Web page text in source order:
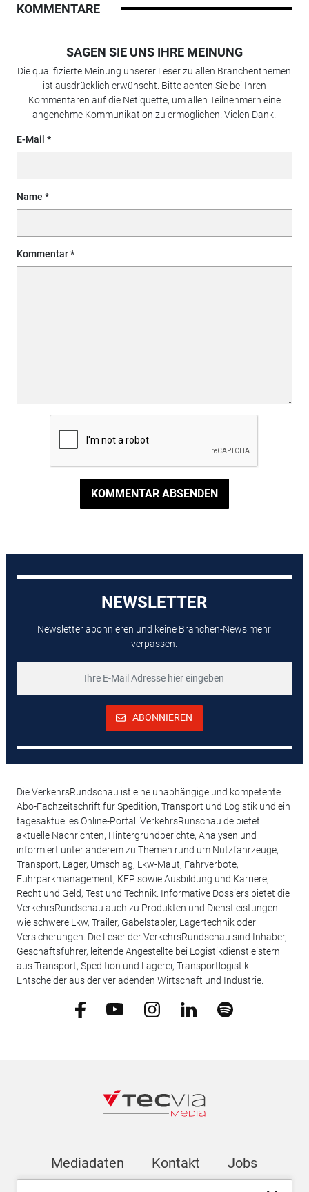
KOMMENTARE
SAGEN SIE UNS IHRE MEINUNG
Die qualifizierte Meinung unserer Leser zu allen Branchenthemen
ist ausdrücklich erwünscht. Bitte achten Sie bei Ihren
Kommentaren auf die Netiquette, um allen Teilnehmern eine
angenehme Kommunikation zu ermöglichen. Vielen Dank!
E-Mail
Name
Kommentar
KOMMENTAR ABSENDEN
NEWSLETTER
Newsletter abonnieren und keine Branchen-News mehr
verpassen.
ABONNIEREN
Die VerkehrsRundschau ist eine unabhängige und kompetente
Abo-Fachzeitschrift für Spedition, Transport und Logistik und ein
tagesaktuelles Online-Portal. VerkehrsRunschau.de bietet
aktuelle Nachrichten, Hintergrundberichte, Analysen und
informiert unter anderem zu Themen rund um Nutzfahrzeuge,
Transport, Lager, Umschlag, Lkw-Maut, Fahrverbote,
Fuhrparkmanagement, KEP sowie Ausbildung und Karriere,
Recht und Geld, Test und Technik. Informative Dossiers bietet die
VerkehrsRundschau auch zu Produkten und Dienstleistungen
wie schwere Lkw, Trailer, Gabelstapler, Lagertechnik oder
Versicherungen. Die Leser der VerkehrsRundschau sind Inhaber,
Geschäftsführer, leitende Angestellte bei Logistikdienstleistern
aus Transport, Spedition und Lagerei, Transportlogistik-
Entscheider aus der verladenden Wirtschaft und Industrie.
Mediadaten Kontakt Jobs